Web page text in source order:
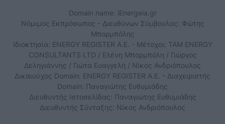
Domain name: iEnergeia.gr
Νόμιμος Εκπρόσωπος - Διευθύνων Σύμβουλος: Φώτης
Μπορμπόλης
Ιδιοκτησία: ENERGY REGISTER Α.Ε. - Μέτοχοι: TAM ENERGY
CONSULTANTS LTD / Ελένη Μπορμπόλη / Γιώργος
Δεληγιάννης / Γιώτα Ευαγγελή / Νίκος Ανδριόπουλος
Δικαιούχος Domain: ENERGY REGISTER Α.Ε. - Διαχειριστής
Domain: Παναγιώτης Ευθυμιάδης
Διευθυντής Ιστοσελίδας: Παναγιώτης Ευθυμιάδης
Διευθυντής Σύνταξης: Νίκος Ανδριόπουλος